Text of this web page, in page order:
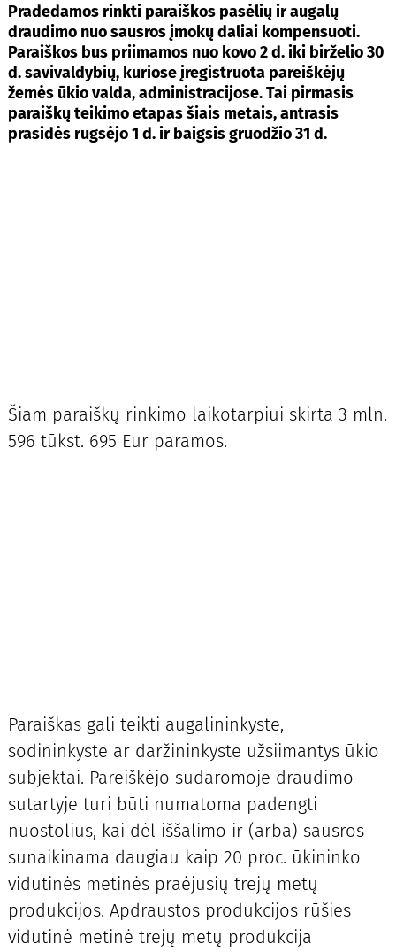
Pradedamos rinkti paraiškos pasėlių ir augalų
draudimo nuo sausros įmokų daliai kompensuoti.
Paraiškos bus priimamos nuo kovo 2 d. iki birželio 30
d. savivaldybių, kuriose įregistruota pareiškėjų
žemės ūkio valda, administracijose. Tai pirmasis
paraiškų teikimo etapas šiais metais, antrasis
prasidės rugsėjo 1 d. ir baigsis gruodžio 31 d.
Šiam paraiškų rinkimo laikotarpiui skirta 3 mln.
596 tūkst. 695 Eur paramos.
Paraiškas gali teikti augalininkyste,
sodininkyste ar daržininkyste užsiimantys ūkio
subjektai. Pareiškėjo sudaromoje draudimo
sutartyje turi būti numatoma padengti
nuostolius, kai dėl iššalimo ir (arba) sausros
sunaikinama daugiau kaip 20 proc. ūkininko
vidutinės metinės praėjusių trejų metų
produkcijos. Apdraustos produkcijos rūšies
vidutinė metinė trejų metų produkcija